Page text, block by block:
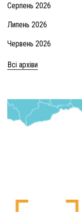
Серпень 2026
Липень 2026
Червень 2026
Всі архіви